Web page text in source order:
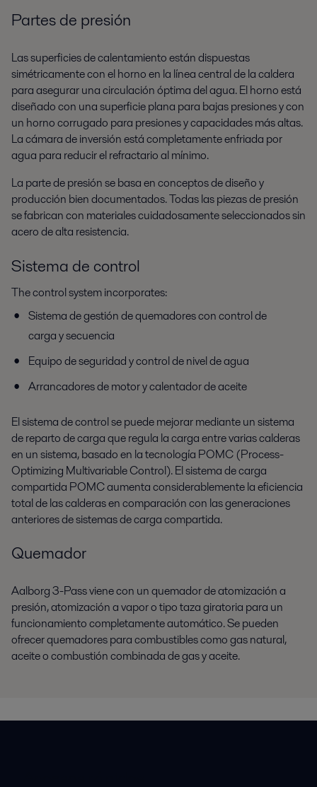
Partes de presión
Las superficies de calentamiento están dispuestas
simétricamente con el horno en la línea central de la caldera
para asegurar una circulación óptima del agua. El horno está
diseñado con una superficie plana para bajas presiones y con
un horno corrugado para presiones y capacidades más altas.
La cámara de inversión está completamente enfriada por
agua para reducir el refractario al mínimo.
La parte de presión se basa en conceptos de diseño y
producción bien documentados. Todas las piezas de presión
se fabrican con materiales cuidadosamente seleccionados sin
acero de alta resistencia.
Sistema de control
The control system incorporates:
Sistema de gestión de quemadores con control de
carga y secuencia
Equipo de seguridad y control de nivel de agua
Arrancadores de motor y calentador de aceite
El sistema de control se puede mejorar mediante un sistema
de reparto de carga que regula la carga entre varias calderas
en un sistema, basado en la tecnología POMC (Process-
Optimizing Multivariable Control). El sistema de carga
compartida POMC aumenta considerablemente la eficiencia
total de las calderas en comparación con las generaciones
anteriores de sistemas de carga compartida.
Quemador
Aalborg 3-Pass viene con un quemador de atomización a
presión, atomización a vapor o tipo taza giratoria para un
funcionamiento completamente automático. Se pueden
ofrecer quemadores para combustibles como gas natural,
aceite o combustión combinada de gas y aceite.